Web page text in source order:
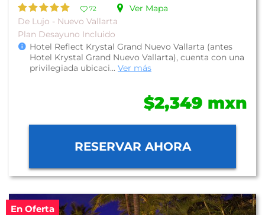
72
Ver Mapa
De Lujo - Nuevo Vallarta
Plan Desayuno Incluido
Hotel Reflect Krystal Grand Nuevo Vallarta (antes
Hotel Krystal Grand Nuevo Vallarta), cuenta con una
privilegiada ubicaci... Ver más
$2,349 mxn
RESERVAR AHORA
En Oferta